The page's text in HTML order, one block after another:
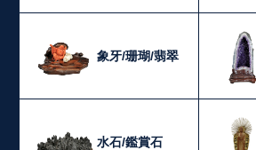
象牙/珊瑚/翡翠
水石/鑑賞石